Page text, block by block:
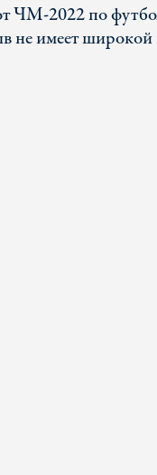
ЧМ-2022 по
не имеет